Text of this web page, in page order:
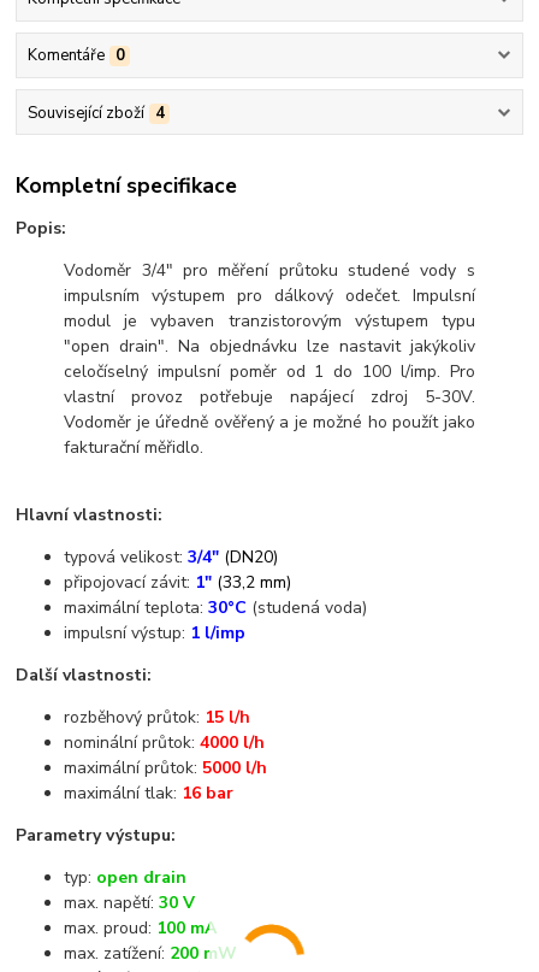
Komentáře 0
Související zboží 4
Kompletní specifikace
Popis:
Vodoměr 3/4" pro měření průtoku studené vody s
impulsním výstupem pro dálkový odečet. Impulsní
modul je vybaven tranzistorovým výstupem typu
"open drain". Na objednávku lze nastavit jakýkoliv
celočíselný impulsní poměr od 1 do 100 l/imp. Pro
vlastní provoz potřebuje napájecí zdroj 5-30V.
Vodoměr je úředně ověřený a je možné ho použít jako
fakturační měřidlo.
Hlavní vlastnosti:
typová velikost:3/4" (DN20)
připojovací závit: 1" (33,2 mm)
maximální teplota:30°C (studená voda)
impulsní výstup: 1 l/imp
Další vlastnosti:
rozběhový průtok: 15 l/h
nominální průtok:4000 l/h
maximální průtok: 5000 l/h
maximální tlak: 16 bar
Parametry výstupu:
typ: open drain
max. napětí:30 V
max. proud: 100 mA
max. zatížení: 200 mW